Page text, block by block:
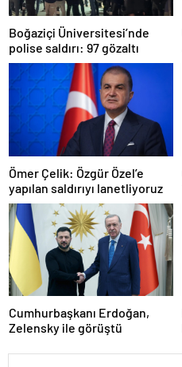
Boğaziçi Üniversitesi’nde
polise saldırı: 97 gözaltı
Ömer Çelik: Özgür Özel’e
yapılan saldırıyı lanetliyoruz
Cumhurbaşkanı Erdoğan,
Zelensky ile görüştü